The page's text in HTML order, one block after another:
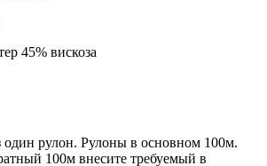
45% вискоза
рулон. Рулоны в основном 100м.
100м внесите требуемый в